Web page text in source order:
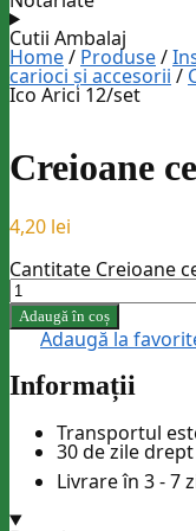
Cutii Ambalaj
Home/ Produse/
carioci și accesorii /
Ico Arici 12/set
Creioane
4,20 lei
Cantitate Creioane
Adaugă în coș
Adaugă la
Informații
Transportul
30 de zile
Livrare în 3 - 7